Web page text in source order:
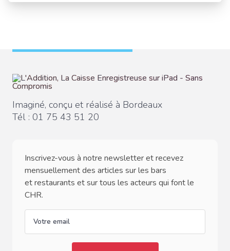
Imaginé, conçu et réalisé à Bordeaux
Tél : 01 75 43 51 20
Inscrivez-vous à notre newsletter et recevez
mensuellement des articles sur les bars
et restaurants et sur tous les acteurs qui font le
CHR.